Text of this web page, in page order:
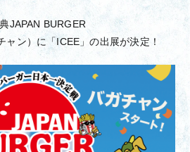
JAPAN BURGER
ャン）に「ICEE」の出展が決定！